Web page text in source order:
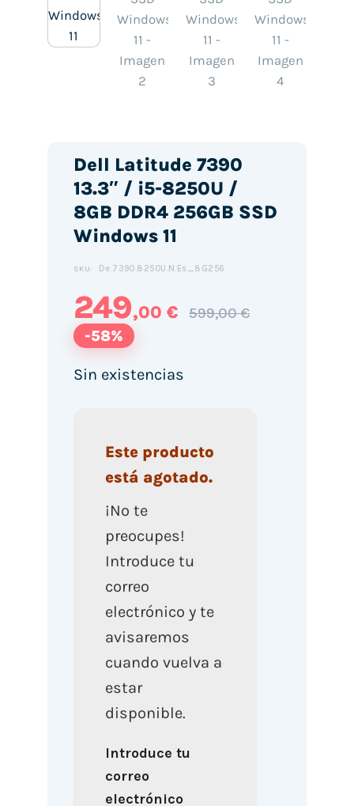
Dell Latitude 7390
13.3″ / i5-8250U /
8GB DDR4 256GB SSD
Windows 11
SKU: De.7390.8250U.N.Es_8G256
249,00 € 599,00 €
-58%
Sin existencias
Este producto
está agotado.
¡No te
preocupes!
Introduce tu
correo
electrónico y te
avisaremos
cuando vuelva a
estar
disponible.
Introduce tu
correo
electrónico